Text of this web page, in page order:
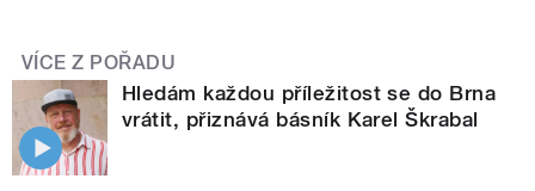
VÍCE Z POŘADU
Hledám každou příležitost se do Brna
vrátit, přiznává básník Karel Škrabal